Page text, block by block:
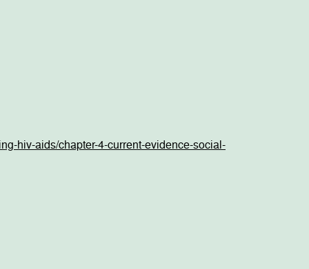
hiv-aids/chapter-4-current-evidence-social-